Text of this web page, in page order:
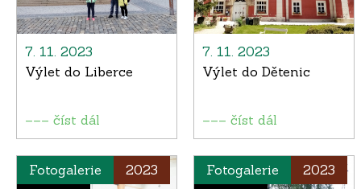
7. 11. 2023
Výlet do Liberce
––– číst dál
7. 11. 2023
Výlet do Dětenic
––– číst dál
Fotogalerie
2023
Fotogalerie
2023